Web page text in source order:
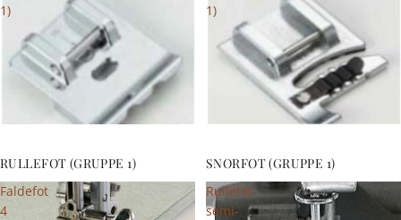
1)
RULLEFOT (GRUPPE 1)
1)
SNORFOT (GRUPPE 1)
Faldefot
4
Rullefot
semi-